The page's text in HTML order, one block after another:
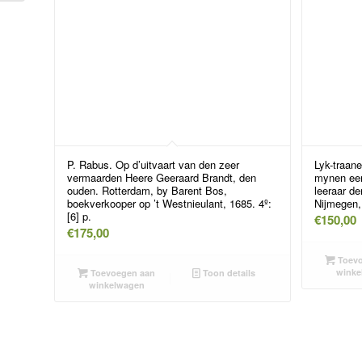
P. Rabus. Op d’uitvaart van den zeer
vermaarden Heere Geeraard Brandt, den
ouden. Rotterdam, by Barent Bos,
boekverkooper op ’t Westnieulant, 1685. 4º:
[6] p.
€175,00
Toevoegen aan
winkelwagen
Toon details
Lyk-
mynen
leeraar
€150,00